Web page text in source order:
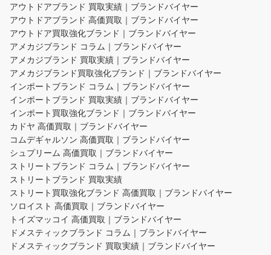
アウトドアブランド 買取実績｜ブランドバイヤー
アウトドアブランド 高価買取｜ブランドバイヤー
アウトドア買取強化ブランド｜ブランドバイヤー
アメカジブランド コラム｜ブランドバイヤー
アメカジブランド 買取実績｜ブランドバイヤー
アメカジブランド買取強化ブランド｜ブランドバイヤー
インポートブランド コラム｜ブランドバイヤー
インポートブランド 買取実績｜ブランドバイヤー
インポート買取強化ブランド｜ブランドバイヤー
カドヤ 高価買取｜ブランドバイヤー
コムデギャルソン 高価買取｜ブランドバイヤー
シュプリーム 高価買取｜ブランドバイヤー
ストリートブランド コラム｜ブランドバイヤー
ストリートブランド 買取実績
ストリート買取強化ブランド 高価買取｜ブランドバイヤー
ソロイスト 高価買取｜ブランドバイヤー
トイズマッコイ 高価買取｜ブランドバイヤー
ドメスティックブランド コラム｜ブランドバイヤー
ドメスティックブランド 買取実績｜ブランドバイヤー